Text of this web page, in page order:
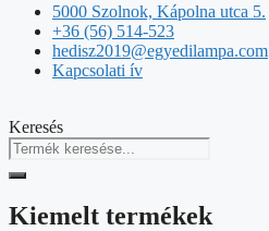
5000 Szolnok, Kápolna utca 5.
+36 (56) 514-523
hedisz2019@egyedilampa.com
Kapcsolati ív
Keresés
Kiemelt termékek